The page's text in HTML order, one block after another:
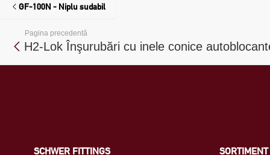
GF-100N - Niplu sudabil
Pagina precedentă
H2-Lok Înşurubări cu inele conice
SCHWER FITTINGS SORTIMENT